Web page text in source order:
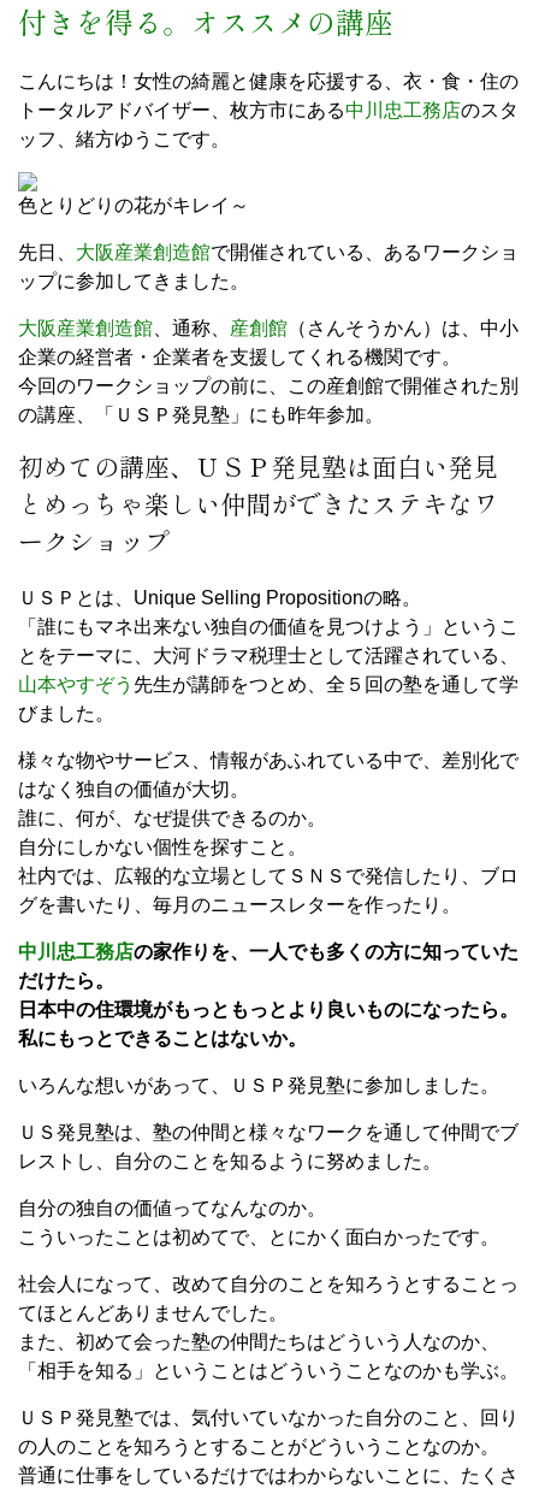
付きを得る。オススメの講座
こんにちは！女性の綺麗と健康を応援する、衣・食・住の
トータルアドバイザー、枚方市にある中川忠工務店のスタ
ッフ、緒方ゆうこです。
色とりどりの花がキレイ～
先日、 大阪産業創造館で開催されている、あるワークショ
ップに参加してきました。
大阪産業創造館 、通称、 産創館 （さんそうかん）は、中小
企業の経営者・企業者を支援してくれる機関です。
今回のワークショップの前に、この産創館で開催された別
の講座、「ＵＳＰ発見塾」にも昨年参加。
初めての講座、ＵＳＰ発見塾は面白い発見
とめっちゃ楽しい仲間ができたステキなワ
ークショップ
ＵＳＰとは、Unique Selling Propositionの略。
「誰にもマネ出来ない独自の価値を見つけよう」というこ
とをテーマに、大河ドラマ税理士として活躍されている、
山本やすぞう 先生が講師をつとめ、全５回の塾を通して学
びました。
様々な物やサービス、情報があふれている中で、差別化で
はなく独自の価値が大切。
誰に、何が、なぜ提供できるのか。
自分にしかない個性を探すこと。
社内では、広報的な立場としてＳＮＳで発信したり、ブロ
グを書いたり、毎月のニュースレターを作ったり。
中川忠工務店の家作りを、一人でも多くの方に知っていた
だけたら。
日本中の住環境がもっともっとより良いものになったら。
私にもっとできることはないか。
いろんな想いがあって、ＵＳＰ発見塾に参加しました。
ＵＳ発見塾は、塾の仲間と様々なワークを通して仲間でブ
レストし、自分のことを知るように努めました。
自分の独自の価値ってなんなのか。
こういったことは初めてで、とにかく面白かったです。
社会人になって、改めて自分のことを知ろうとすることっ
てほとんどありませんでした。
また、初めて会った塾の仲間たちはどういう人なのか、
「相手を知る」ということはどういうことなのかも学ぶ。
ＵＳＰ発見塾では、気付いていなかった自分のこと、回り
の人のことを知ろうとすることがどういうことなのか。
普通に仕事をしているだけではわからないことに、たくさ